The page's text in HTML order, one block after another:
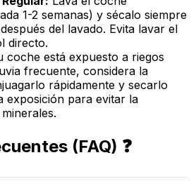
1-2 semanas) y sécalo siempre
del lavado. Evita lavar el
directo.
coche está expuesto a riegos
frecuente, considera la
rápidamente y secarlo
exposición para evitar la
(FAQ) ❓